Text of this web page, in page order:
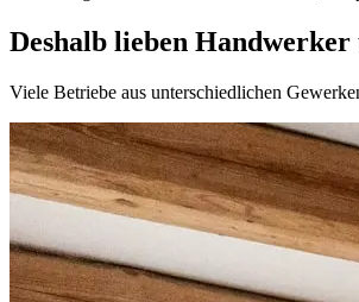
Deshalb lieben Handwerker
Viele Betriebe aus unterschiedlichen